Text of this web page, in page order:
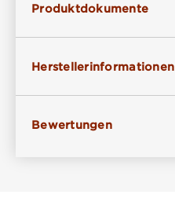
Produktdokumente
Herstellerinformationen
Bewertungen